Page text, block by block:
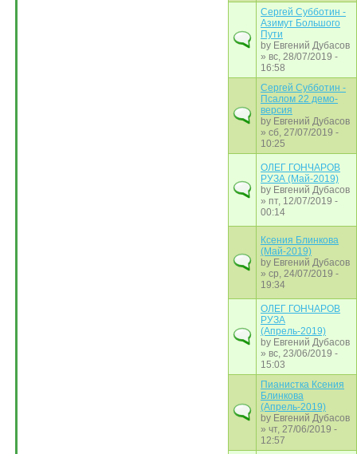
Сергей Субботин -
Азимут Большого
Пути
by Евгений Дубасов
» вс, 28/07/2019 -
16:58
Сергей Субботин -
Псалом 22 демо-
версия
by Евгений Дубасов
» сб, 27/07/2019 -
10:25
ОЛЕГ ГОНЧАРОВ
РУЗА (Май-2019)
by Евгений Дубасов
» пт, 12/07/2019 -
00:14
Ксения Блинкова
(Май-2019)
by Евгений Дубасов
» ср, 24/07/2019 -
19:34
ОЛЕГ ГОНЧАРОВ
РУЗА
(Апрель-2019)
by Евгений Дубасов
» вс, 23/06/2019 -
15:03
Пианистка Ксения
Блинкова
(Апрель-2019)
by Евгений Дубасов
» чт, 27/06/2019 -
12:57